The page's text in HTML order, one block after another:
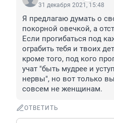
31 декабря 2021, 15:48
Я предлагаю думать о
покорной овечкой, а
Если прогибаться под
ограбить тебя и твоих
кроме того, под кого
учат "быть мудрее и
нервы", но вот только
совсем не женщинам.
ОТВЕТИТЬ